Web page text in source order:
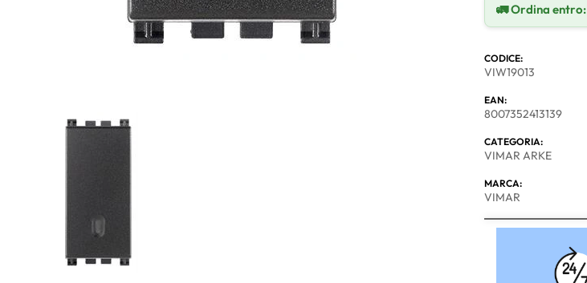
🚛 Ordina entro:
CODICE:
VIW19013
EAN:
8007352413139
CATEGORIA:
VIMAR ARKE
MARCA:
VIMAR